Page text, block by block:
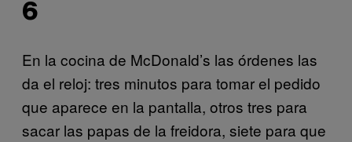
6
En la cocina de McDonald’s las órdenes las
da el reloj: tres minutos para tomar el pedido
que aparece en la pantalla, otros tres para
sacar las papas de la freidora, siete para que